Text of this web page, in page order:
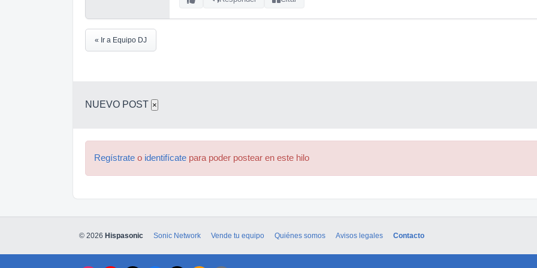
« Ir a Equipo DJ
NUEVO POST ×
Regístrate o identifícate para poder postear en este hilo
© 2026 Hispasonic Sonic Network Vende tu equipo Quiénes somos Avisos legales Contacto